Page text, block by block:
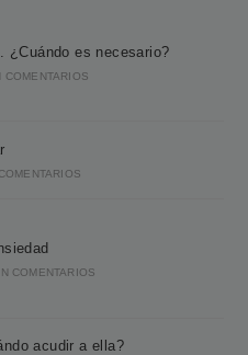
¿Cuándo es necesario?
COMENTARIOS
COMENTARIOS
acudir a ella?